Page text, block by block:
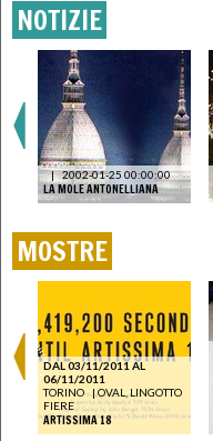
NOTIZIE
| 2002-01-25 00:00:00
LA MOLE ANTONELLIANA
MOSTRE
DAL 03/11/2011 AL
06/11/2011
TORINO
|OVAL, LINGOTTO
FIERE
ARTISSIMA 18